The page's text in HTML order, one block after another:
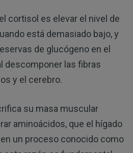
cortisol es elevar el nivel de
está demasiado bajo, y
de glucógeno en el
descomponer las fibras
y el cerebro.
su masa muscular
aminoácidos, que el hígado
un proceso conocido como